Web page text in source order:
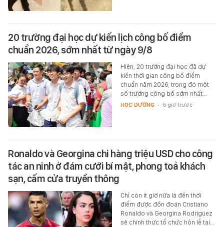
20 trường đại học dự kiến lịch công bố điểm
chuẩn 2026, sớm nhất từ ngày 9/8
Hiện, 20 trường đại học đã dự
kiến thời gian công bố điểm
chuẩn năm 2026, trong đó một
số trường công bố sớm nhất…
HỌC ĐƯỜNG - 6 giờ trước
Ronaldo và Georgina chi hàng triệu USD cho công
tác an ninh ở đám cưới bí mật, phong toả khách
sạn, cấm cửa truyền thông
Chỉ còn ít giờ nữa là đến thời
điểm được đồn đoán Cristiano
Ronaldo và Georgina Rodriguez
sẽ chính thức tổ chức hôn lễ tại…